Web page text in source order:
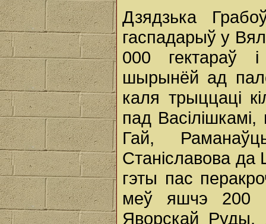
Дзядзька
гаспадарыў у
000 гектараў
шырынёй ад
каля трыццаці
пад
Гай,
Станіславова
гэты пас
меў яшчэ 200
Яворскай Руды,